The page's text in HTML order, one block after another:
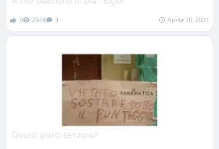
0 29.8k 1 Aprile 30, 2023
Quanti punti servono?